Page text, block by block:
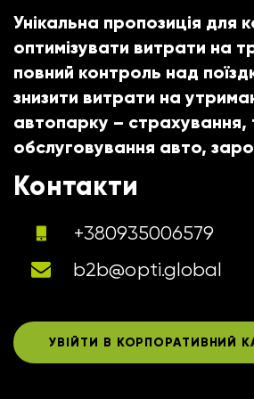
Унікальна пропозиція для
оптимізувати витрати на
повний контроль над
знизити витрати на
автопарку – страхування,
обслуговування авто,
Контакти
+380935006579
b2b@opti.global
УВІЙТИ В КОРПОРАТИВНИЙ